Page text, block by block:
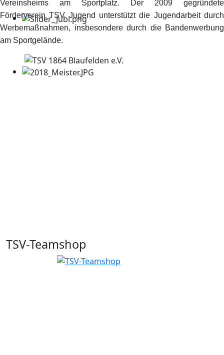
Vereinsheims am Sportplatz. Der 2009 gegründete
Förderverein TSV Jugend unterstützt die Jugendarbeit durch
Werbemaßnahmen, insbesondere durch die Bandenwerbung
am Sportgelände.
TSV-Teamshop